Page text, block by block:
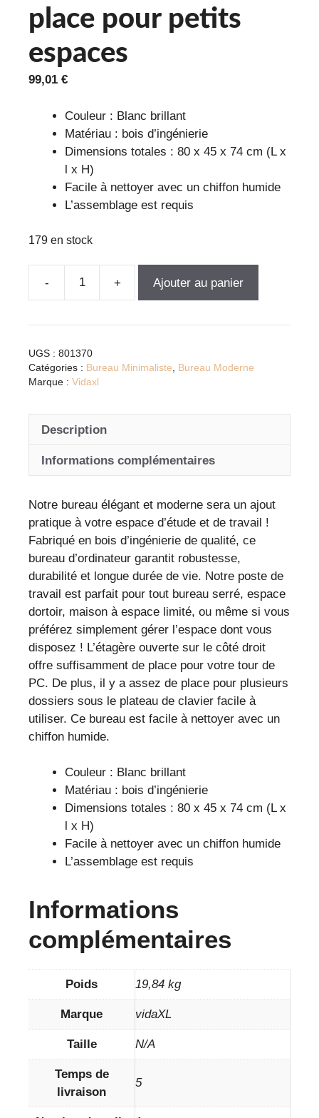
place pour petits
espaces
99,01 €
Couleur : Blanc brillant
Matériau : bois d’ingénierie
Dimensions totales : 80 x 45 x 74 cm (L x
l x H)
Facile à nettoyer avec un chiffon humide
L’assemblage est requis
179 en stock
quantité
Bureau
brillant
d'ingénierie
moderne
gain
de
place
pour
petits
espaces
Ajouter au panier
UGS : 801370
Catégories : Bureau Minimaliste, Bureau Moderne
Marque : Vidaxl
Description
Informations complémentaires
Notre bureau élégant et moderne sera un ajout
pratique à votre espace d’étude et de travail !
Fabriqué en bois d’ingénierie de qualité, ce
bureau d’ordinateur garantit robustesse,
durabilité et longue durée de vie. Notre poste de
travail est parfait pour tout bureau serré, espace
dortoir, maison à espace limité, ou même si vous
préférez simplement gérer l’espace dont vous
disposez ! L’étagère ouverte sur le côté droit
offre suffisamment de place pour votre tour de
PC. De plus, il y a assez de place pour plusieurs
dossiers sous le plateau de clavier facile à
utiliser. Ce bureau est facile à nettoyer avec un
chiffon humide.
Couleur : Blanc brillant
Matériau : bois d’ingénierie
Dimensions totales : 80 x 45 x 74 cm (L x
l x H)
Facile à nettoyer avec un chiffon humide
L’assemblage est requis
Informations
complémentaires
Poids 19,84 kg
Marque vidaXL
Taille N/A
Temps de
livraison
5